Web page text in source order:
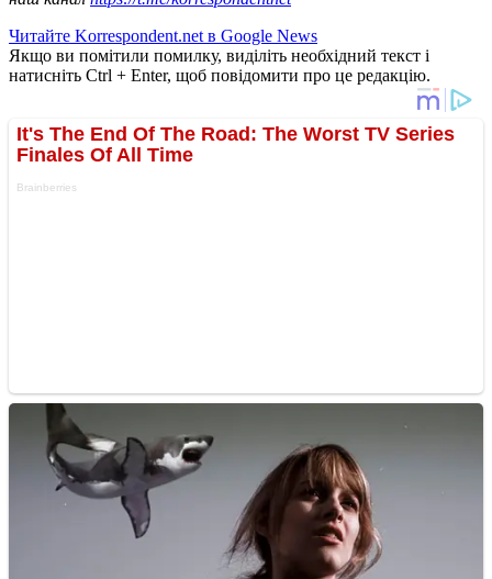
Читайте Korrespondent.net в Google News
Якщо ви помітили помилку, виділіть необхідний текст і
натисніть Ctrl + Enter, щоб повідомити про це редакцію.